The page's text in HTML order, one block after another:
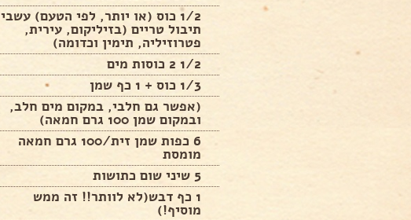
1/2 כוס (או יותר, לפי הטעם) עשבי
תיבול טריים (בזיליקום, עירית,
פטרוזיליה, תימין וכדומה)
1/2 2 כוסות מים
1/3 כוס + 1 כף שמן
(אפשר גם חלבי, במקום מים חלב,
ובמקום שמן 100 גרם חמאה)
6 כפות שמן זית/100 גרם חמאה
מומסת
5 שיני שום כתושות
1 כף דבש(לא לוותר!! זה ממש
מוסיף!)